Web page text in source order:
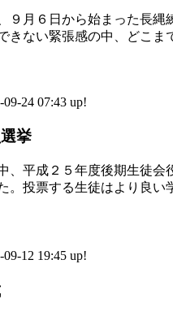
９月６日から始まった長
きない緊張感の中、どこま
24 07:43 up!
挙
平成２５年度後期生徒会
。投票する生徒はより良い
12 19:45 up!